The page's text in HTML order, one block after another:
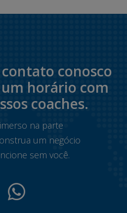
conosco
horário com
coaches.
na parte
um negócio
sem você.